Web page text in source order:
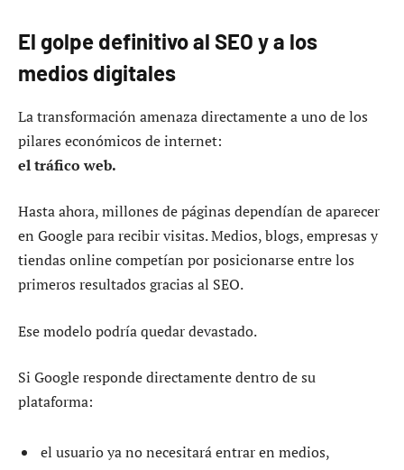
El golpe definitivo al SEO y a los
medios digitales
La transformación amenaza directamente a uno de los
pilares económicos de internet:
el tráfico web.
Hasta ahora, millones de páginas dependían de aparecer
en Google para recibir visitas. Medios, blogs, empresas y
tiendas online competían por posicionarse entre los
primeros resultados gracias al SEO.
Ese modelo podría quedar devastado.
Si Google responde directamente dentro de su
plataforma:
el usuario ya no necesitará entrar en medios,